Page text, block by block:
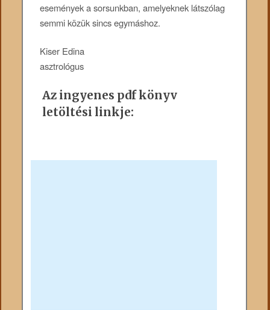
események a sorsunkban, amelyeknek látszólag
semmi közük sincs egymáshoz.
Kiser Edina
asztrológus
Az ingyenes pdf könyv
letöltési linkje: